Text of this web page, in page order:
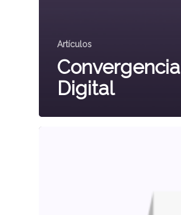
Artículos
Convergencia
Digital